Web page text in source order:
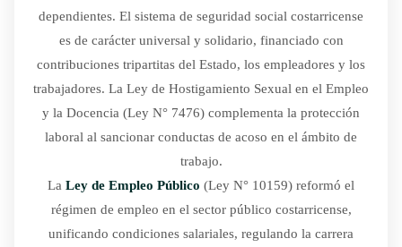
dependientes. El sistema de seguridad social costarricense
es de carácter universal y solidario, financiado con
contribuciones tripartitas del Estado, los empleadores y los
trabajadores. La Ley de Hostigamiento Sexual en el Empleo
y la Docencia (Ley N° 7476) complementa la protección
laboral al sancionar conductas de acoso en el ámbito de
trabajo.
La Ley de Empleo Público (Ley N° 10159) reformó el
régimen de empleo en el sector público costarricense,
unificando condiciones salariales, regulando la carrera